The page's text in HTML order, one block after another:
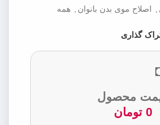
, اصلاح موی بدن بانوان , همه
گذاری
محصول
0 تومان